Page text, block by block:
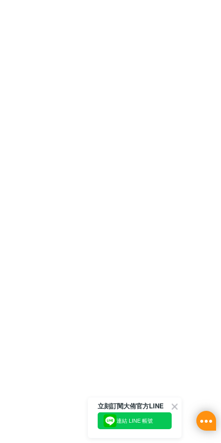
立刻訂閱大侑官方LINE
連結 LINE 帳號